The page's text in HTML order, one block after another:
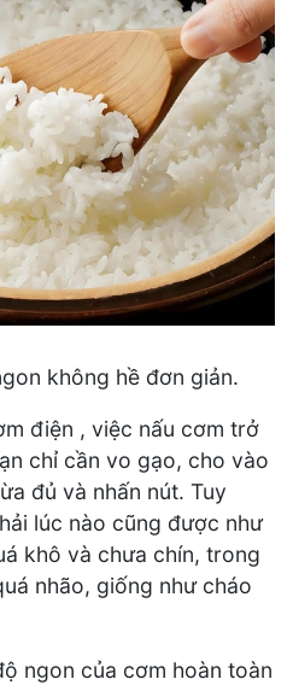
không hề đơn giản.
điện , việc nấu cơm trở
chỉ cần vo gạo, cho vào
đủ và nhấn nút. Tuy
lúc nào cũng được như
khô và chưa chín, trong
nhão, giống như cháo
ngon của cơm hoàn toàn